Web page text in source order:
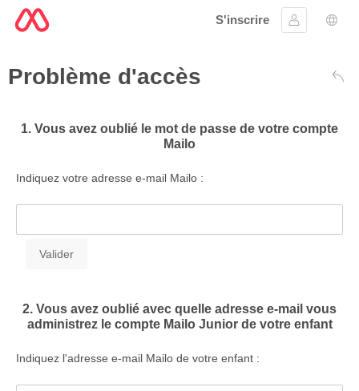
S'inscrire
Se
Problème d'accès
1. Vous avez oublié le mot de passe de votre compte
Mailo
Indiquez votre adresse e-mail Mailo :
2. Vous avez oublié avec quelle adresse e-mail vous
administrez le compte Mailo Junior de votre enfant
Indiquez l'adresse e-mail Mailo de votre enfant :